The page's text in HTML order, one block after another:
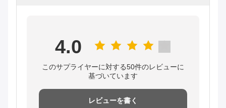
4.0
このサプライヤーに対する50件のレビューに
基づいています
レビューを書く